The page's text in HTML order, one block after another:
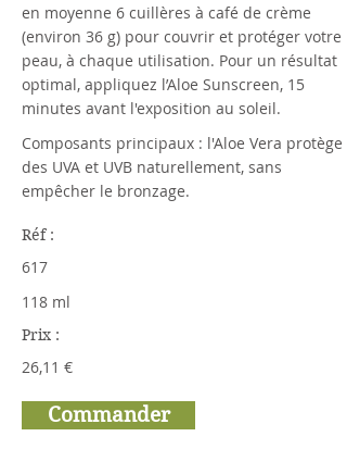
en moyenne 6 cuillères à café de crème
(environ 36 g) pour couvrir et protéger votre
peau, à chaque utilisation. Pour un résultat
optimal, appliquez l’Aloe Sunscreen, 15
minutes avant l'exposition au soleil.
Composants principaux : l'Aloe Vera protège
des UVA et UVB naturellement, sans
empêcher le bronzage.
Réf :
617
118 ml
Prix :
26,11 €
Commander